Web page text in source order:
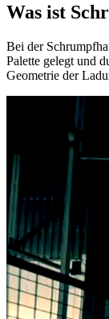
Was ist
Bei der
Palette gelegt und
Geometrie der